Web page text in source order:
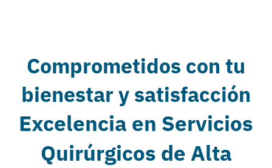
Comprometidos con tu
bienestar y satisfacción
Excelencia en Servicios
Quirúrgicos de Alta